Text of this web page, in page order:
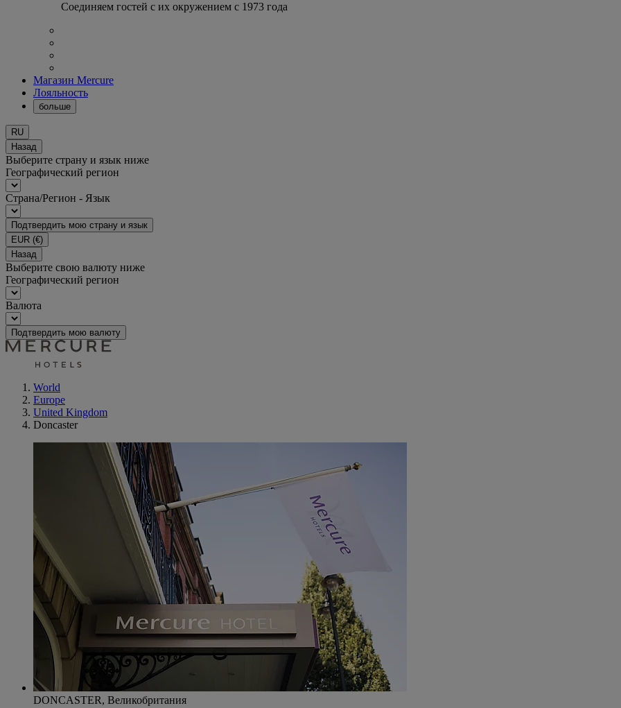
Соединяем гостей с их окружением с 1973 года
Магазин Mercure
Лояльность
больше
RU
Назад
Выберите страну и язык ниже
Географический регион
Страна/Регион - Язык
Подтвердить мою страну и язык
EUR (€)
Назад
Выберите свою валюту ниже
Географический регион
Валюта
Подтвердить мою валюту
World
Europe
United Kingdom
Doncaster
DONCASTER, Великобритания